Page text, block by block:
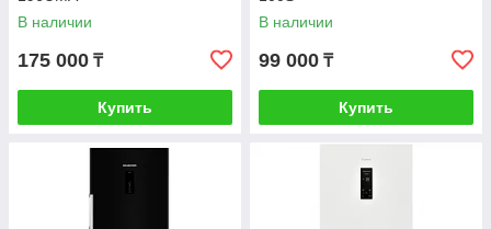
В наличии
175 000 ₸
Купить
В наличии
99 000 ₸
Купить